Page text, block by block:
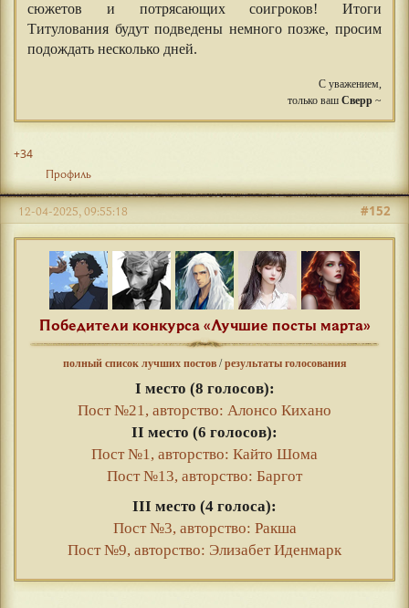
сюжетов и потрясающих соигроков! Итоги
Титулования будут подведены немного позже, просим
подождать несколько дней.
С уважением,
только ваш Сверр ~
+34
Профиль
#152
12-04-2025, 09:55:18
Победители конкурса «Лучшие посты марта»
полный список лучших постов/результаты голосования
I место (8 голосов):
Пост №21, авторство: Алонсо Кихано
II место (6 голосов):
Пост №1, авторство: Кайто Шома
Пост №13, авторство: Баргот
III место (4 голоса):
Пост №3, авторство: Ракша
Пост №9, авторство: Элизабет Иденмарк